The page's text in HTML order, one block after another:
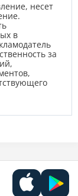
несет
в
за